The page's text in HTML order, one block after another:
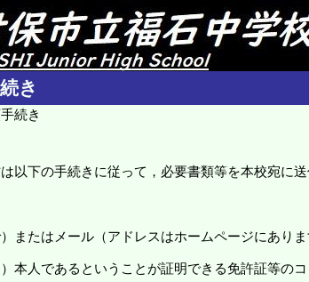
き
続き
以下の手続きに従って，必要書類等を本校宛に送
はメール（アドレスはホームページにありま
人であるということが証明できる免許証